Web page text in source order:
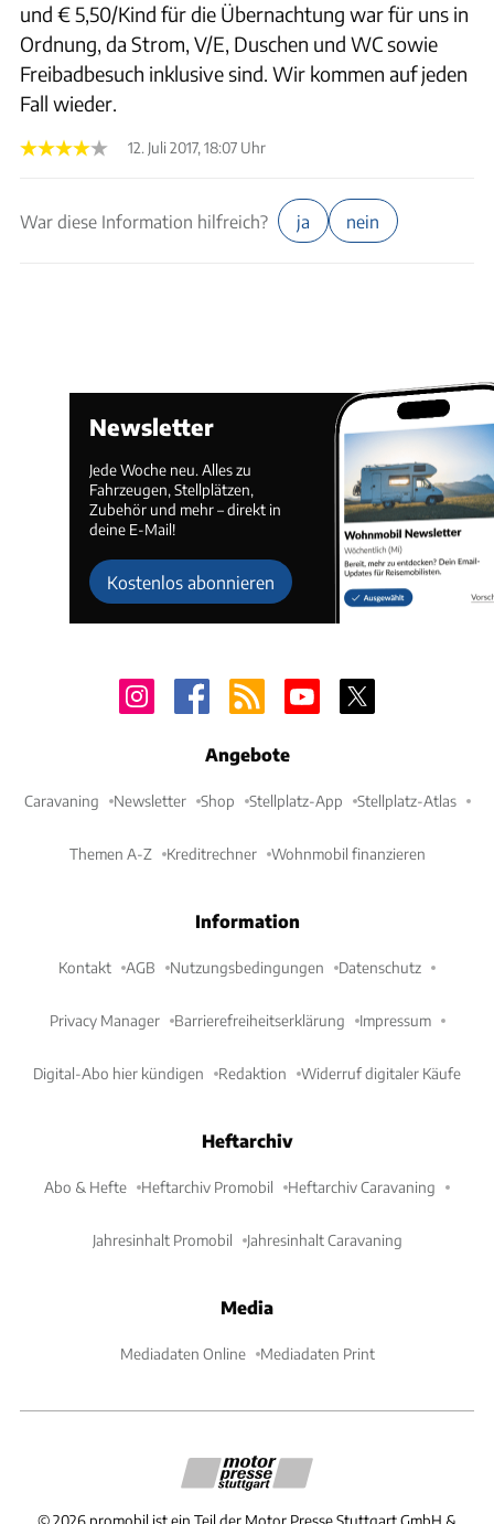
und € 5,50/Kind für die Übernachtung war für uns in
Ordnung, da Strom, V/E, Duschen und WC sowie
Freibadbesuch inklusive sind. Wir kommen auf jeden
Fall wieder.
12. Juli 2017, 18:07 Uhr
War diese Information hilfreich? ja nein
Newsletter
Jede Woche neu. Alles zu
Fahrzeugen, Stellplätzen,
Zubehör und mehr – direkt in
deine E-Mail!
Kostenlos abonnieren
Angebote
Caravaning Newsletter Shop Stellplatz-App Stellplatz-Atlas
Themen A-Z Kreditrechner Wohnmobil finanzieren
Information
Kontakt AGB Nutzungsbedingungen Datenschutz
Privacy Manager Barrierefreiheitserklärung Impressum
Digital-Abo hier kündigen Redaktion Widerruf digitaler Käufe
Heftarchiv
Abo & Hefte Heftarchiv Promobil Heftarchiv Caravaning
Jahresinhalt Promobil Jahresinhalt Caravaning
Media
Mediadaten Online Mediadaten Print
©2026 promobil ist ein Teil der Motor Presse Stuttgart GmbH &